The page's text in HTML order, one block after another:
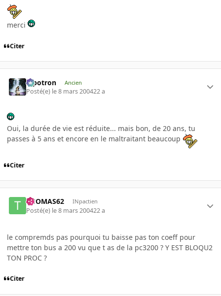
merci
Citer
Pipotron Ancien
Posté(e) le 8 mars 200422 a
Oui, la durée de vie est réduite... mais bon, de 20 ans, tu
passes à 5 ans et encore en le maltraitant beaucoup
Citer
THOMAS62 INpactien
Posté(e) le 8 mars 200422 a
le compremds pas pourquoi tu baisse pas ton coeff pour
mettre ton bus a 200 vu que t as de la pc3200 ? Y EST BLOQU2
TON PROC ?
Citer